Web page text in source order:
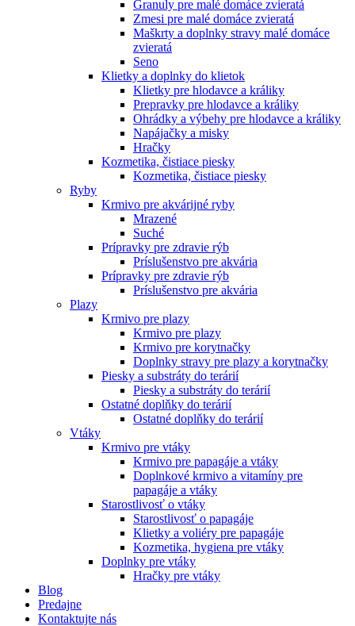
Granuly pre malé domáce zvieratá
Zmesi pre malé domáce zvieratá
Maškrty a doplnky stravy malé domáce
zvieratá
Seno
Klietky a doplnky do klietok
Klietky pre hlodavce a králiky
Prepravky pre hlodavce a králiky
Ohrádky a výbehy pre hlodavce a králiky
Napájačky a misky
Hračky
Kozmetika, čistiace piesky
Kozmetika, čistiace piesky
Ryby
Krmivo pre akvárijné ryby
Mrazené
Suché
Prípravky pre zdravie rýb
Príslušenstvo pre akvária
Prípravky pre zdravie rýb
Príslušenstvo pre akvária
Plazy
Krmivo pre plazy
Krmivo pre plazy
Krmivo pre korytnačky
Doplnky stravy pre plazy a korytnačky
Piesky a substráty do terárií
Piesky a substráty do terárií
Ostatné doplňky do terárií
Ostatné doplňky do terárií
Vtáky
Krmivo pre vtáky
Krmivo pre papagáje a vtáky
Doplnkové krmivo a vitamíny pre
papagáje a vtáky
Starostlivosť o vtáky
Starostlivosť o papagáje
Klietky a voliéry pre papagáje
Kozmetika, hygiena pre vtáky
Doplnky pre vtáky
Hračky pre vtáky
Blog
Predajne
Kontaktujte nás